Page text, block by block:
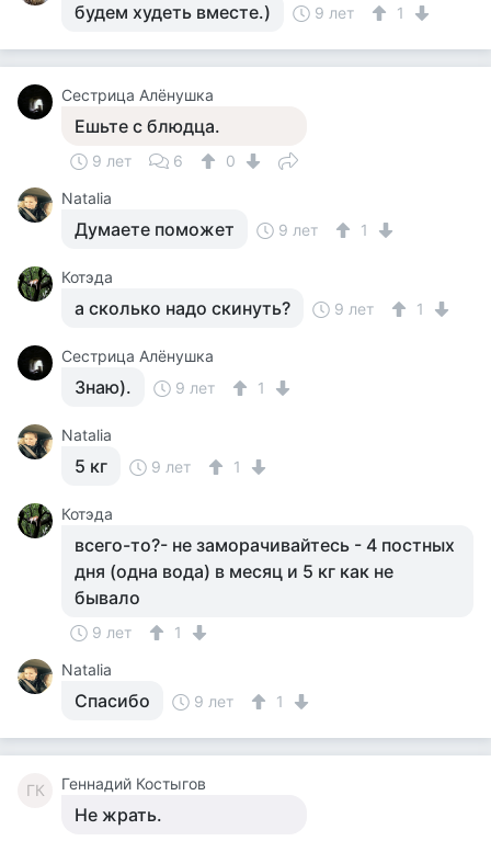
будем худеть вместе.) 9 лет 1
Сестрица Алёнушка
Ешьте с блюдца.
9 лет 6
0
Natalia
Думаете поможет 9 лет 1
Котэда
а сколько надо скинуть? 9 лет 1
Сестрица Алёнушка
Знаю). 9 лет 1
Natalia
5 кг 9 лет 1
Котэда
всего-то?- не заморачивайтесь - 4 постных
дня (одна вода) в месяц и 5 кг как не
бывало
9 лет
1
Natalia
Спасибо 9 лет 1
ГК Геннадий Костыгов
Не жрать.